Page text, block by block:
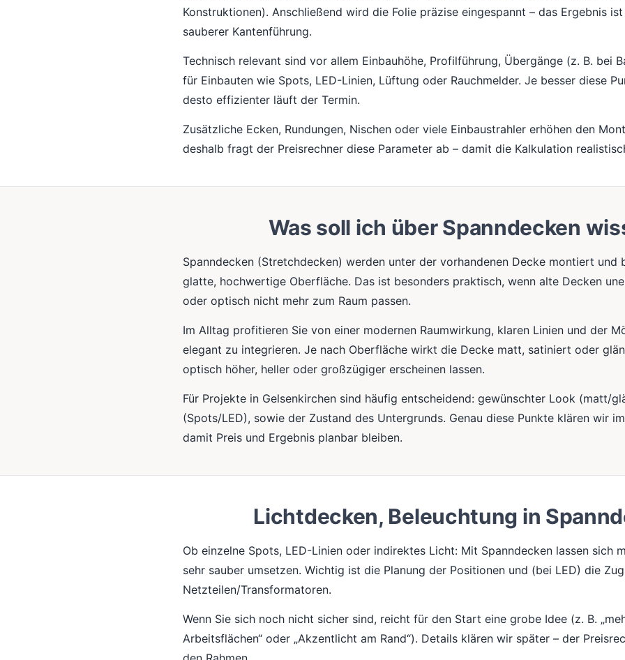
Konstruktionen). Anschließend wird die Folie präzise eingespannt – das Ergebnis
sauberer Kantenführung.
Technisch relevant sind vor allem Einbauhöhe, Profilführung, Übergänge (z. B. bei
für Einbauten wie Spots, LED-Linien, Lüftung oder Rauchmelder. Je besser diese
desto effizienter läuft der Termin.
Zusätzliche Ecken, Rundungen, Nischen oder viele Einbaustrahler erhöhen den
deshalb fragt der Preisrechner diese Parameter ab – damit die Kalkulation
Was soll ich über Spanndecken
Spanndecken (Stretchdecken) werden unter der vorhandenen Decke montiert und
glatte, hochwertige Oberfläche. Das ist besonders praktisch, wenn alte Decken
oder optisch nicht mehr zum Raum passen.
Im Alltag profitieren Sie von einer modernen Raumwirkung, klaren Linien und der
elegant zu integrieren. Je nach Oberfläche wirkt die Decke matt, satiniert oder
optisch höher, heller oder großzügiger erscheinen lassen.
Für Projekte in Gelsenkirchen sind häufig entscheidend: gewünschter Look (matt/
(Spots/LED), sowie der Zustand des Untergrunds. Genau diese Punkte klären wir
damit Preis und Ergebnis planbar bleiben.
Lichtdecken, Beleuchtung in
Ob einzelne Spots, LED-Linien oder indirektes Licht: Mit Spanndecken lassen sich
sehr sauber umsetzen. Wichtig ist die Planung der Positionen und (bei LED) die
Netzteilen/Transformatoren.
Wenn Sie sich noch nicht sicher sind, reicht für den Start eine grobe Idee (z. B.
Arbeitsflächen“ oder „Akzentlicht am Rand“). Details klären wir später – der